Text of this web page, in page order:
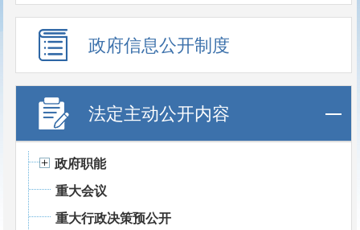
政府信息公开制度
法定主动公开内容
政府职能
重大会议
重大行政决策预公开